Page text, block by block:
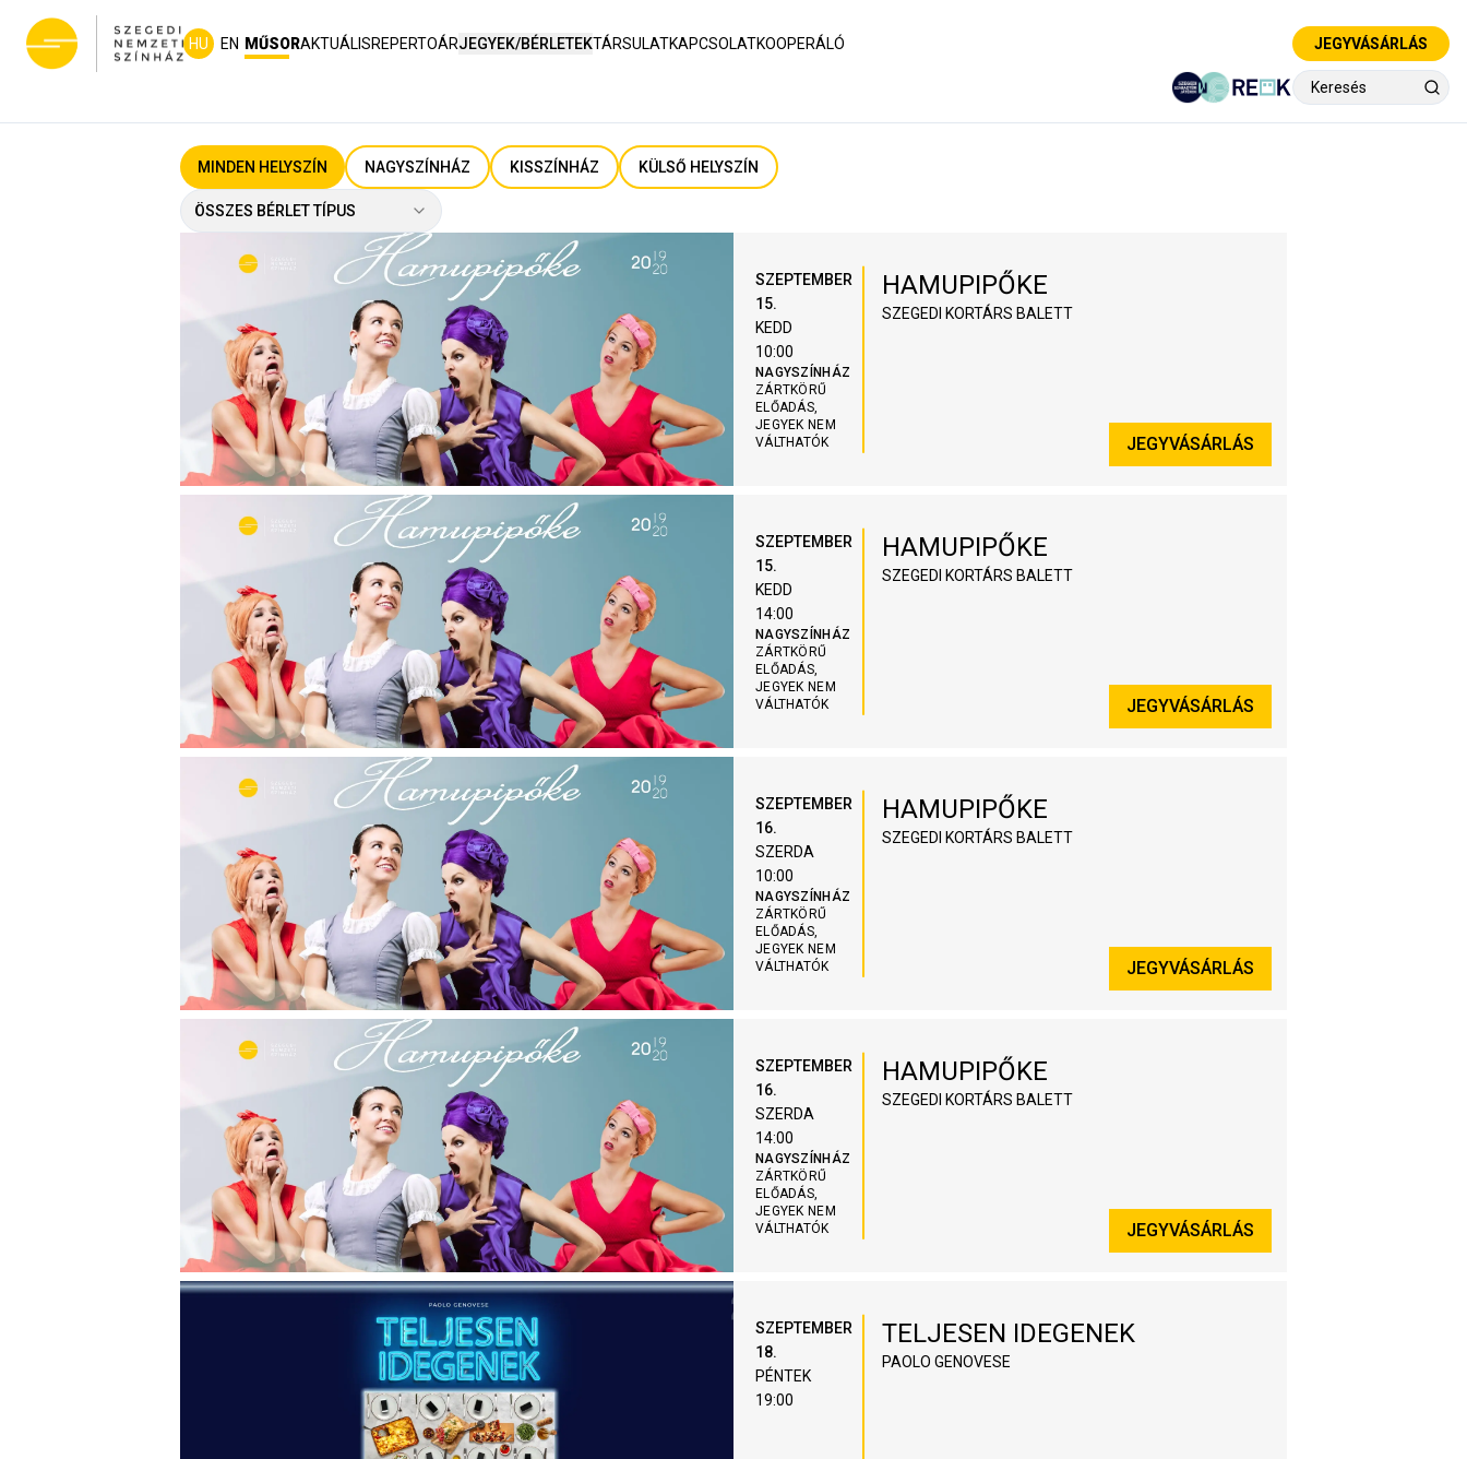
HU EN MŰSORAKTUÁLISREPERTOÁRJEGYEK/BÉRLETEKTÁRSULATKAPCSOLATKOOPERÁLÓ JEGYVÁSÁRLÁS
MINDEN HELYSZÍN NAGYSZÍNHÁZ KISSZÍNHÁZ KÜLSŐ HELYSZÍN
ÖSSZES BÉRLET TÍPUS
SZEPTEMBER
15.
KEDD
10:00
NAGYSZÍNHÁZ
ZÁRTKÖRŰ
ELŐADÁS,
JEGYEK NEM
VÁLTHATÓK
HAMUPIPŐKE
SZEGEDI KORTÁRS BALETT
JEGYVÁSÁRLÁS
SZEPTEMBER
15.
KEDD
14:00
NAGYSZÍNHÁZ
ZÁRTKÖRŰ
ELŐADÁS,
JEGYEK NEM
VÁLTHATÓK
HAMUPIPŐKE
SZEGEDI KORTÁRS BALETT
JEGYVÁSÁRLÁS
SZEPTEMBER
16.
SZERDA
10:00
NAGYSZÍNHÁZ
ZÁRTKÖRŰ
ELŐADÁS,
JEGYEK NEM
VÁLTHATÓK
HAMUPIPŐKE
SZEGEDI KORTÁRS BALETT
JEGYVÁSÁRLÁS
SZEPTEMBER
16.
SZERDA
14:00
NAGYSZÍNHÁZ
ZÁRTKÖRŰ
ELŐADÁS,
JEGYEK NEM
VÁLTHATÓK
HAMUPIPŐKE
SZEGEDI KORTÁRS BALETT
JEGYVÁSÁRLÁS
SZEPTEMBER
18.
PÉNTEK
19:00
TELJESEN IDEGENEK
PAOLO GENOVESE